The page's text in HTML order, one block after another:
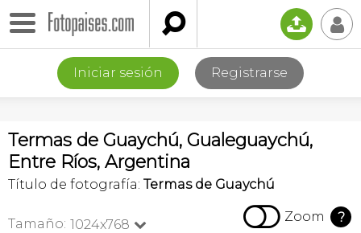
 📤 👤
Iniciar sesión Registrarse
Termas de Guaychú, Gualeguaychú,
Entre Ríos, Argentina
Título de fotografía: Termas de Guaychú
Tamaño: 1024x768   Zoom ?